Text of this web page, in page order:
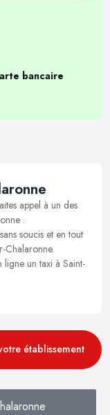
bancaire
appel à un des
.
soucis et en tout
Chalaronne.
ligne un taxi à Saint-
établissement